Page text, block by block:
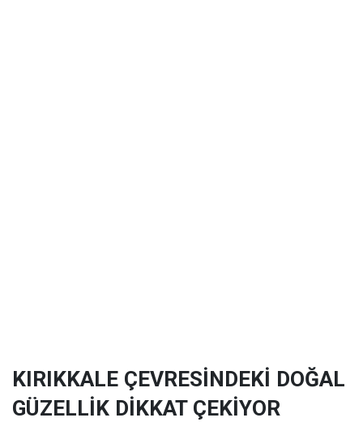
KIRIKKALE ÇEVRESİNDEKİ DOĞAL
GÜZELLİK DİKKAT ÇEKİYOR